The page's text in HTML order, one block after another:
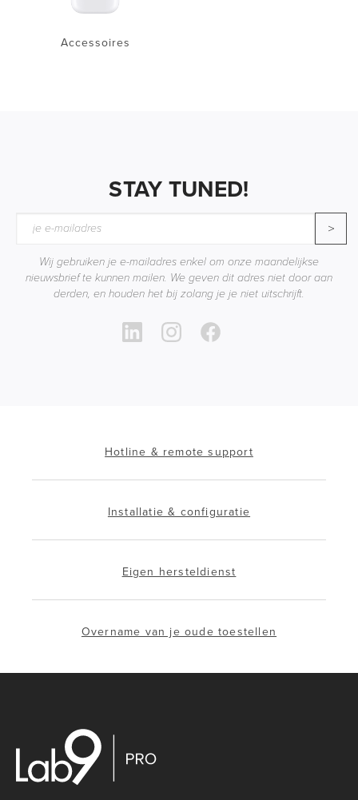
Accessoires
STAY TUNED!
>
Wij gebruiken je e-mailadres enkel om onze maandelijkse
nieuwsbrief te kunnen mailen. We geven dit adres niet door aan
derden, en houden het bij zolang je je niet uitschrijft.
Hotline & remote support
Installatie & configuratie
Eigen hersteldienst
Overname van je oude toestellen